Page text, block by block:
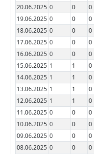
20.06.2025 0 0 0
19.06.2025 0 0 0
18.06.2025 0 0 0
17.06.2025 0 0 0
16.06.2025 0 0 0
15.06.2025 1 1 0
14.06.2025 1 1 0
13.06.2025 1 1 0
12.06.2025 1 1 0
11.06.2025 0 0 0
10.06.2025 0 0 0
09.06.2025 0 0 0
08.06.2025 0 0 0